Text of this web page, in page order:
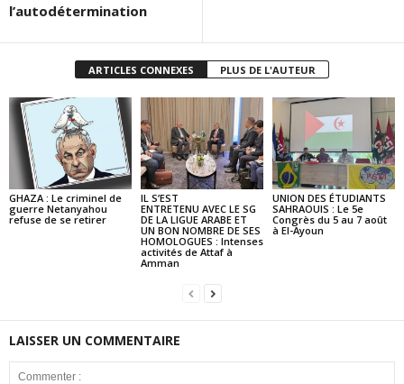
l’autodétermination
ARTICLES CONNEXES PLUS DE L'AUTEUR
GHAZA : Le criminel de
guerre Netanyahou
refuse de se retirer
IL S’EST
ENTRETENU AVEC LE SG
DE LA LIGUE ARABE ET
UN BON NOMBRE DE SES
HOMOLOGUES : Intenses
activités de Attaf à
Amman
UNION DES ÉTUDIANTS
SAHRAOUIS : Le 5e
Congrès du 5 au 7 août
à El-Ayoun
LAISSER UN COMMENTAIRE